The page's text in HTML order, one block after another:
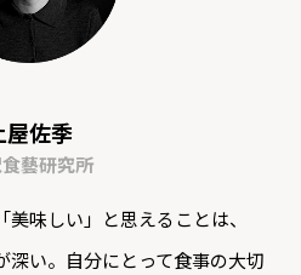
屋佐季
藝研究所
美味しい」と思えることは、
深い。自分にとって食事の大切